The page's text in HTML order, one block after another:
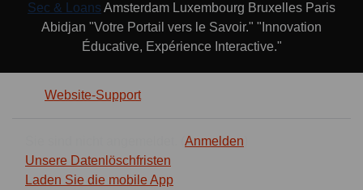
Sec & Loans Amsterdam Luxembourg Bruxelles Paris
Abidjan "Votre Portail vers le Savoir." "Innovation
Éducative, Expérience Interactive."
Website-Support
Anmelden
Unsere Datenlöschfristen
Laden Sie die mobile App